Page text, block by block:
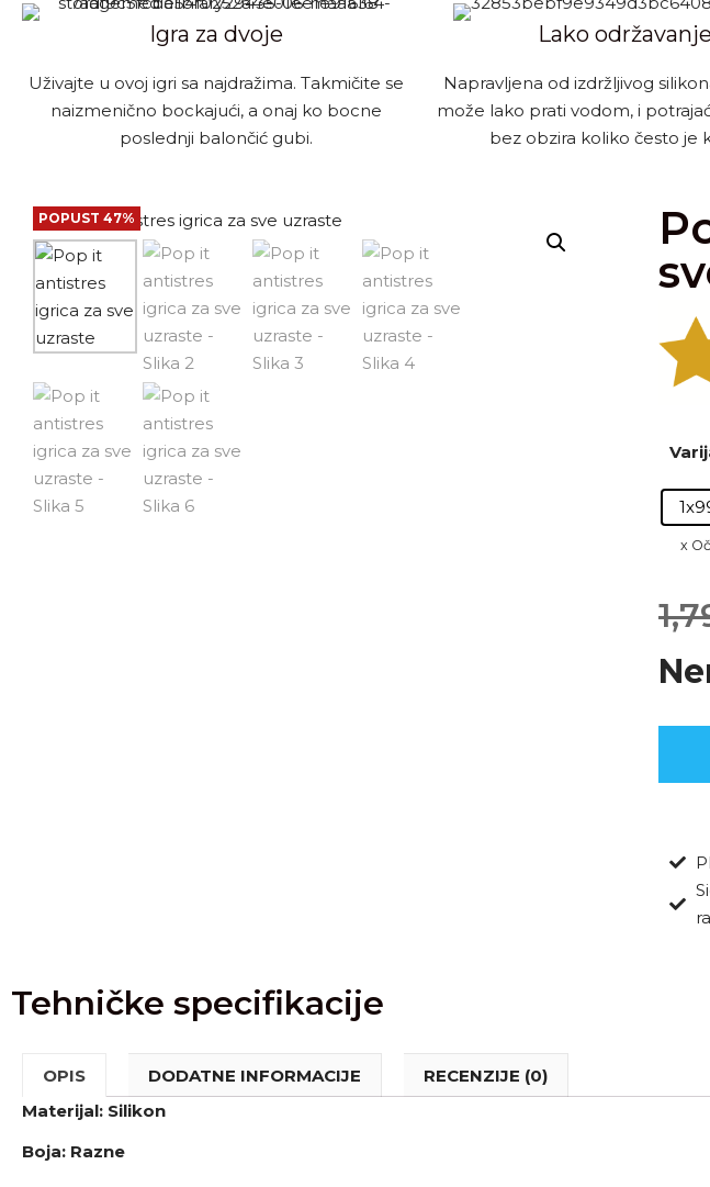
Igra za dvoje
Uživajte u ovoj igri sa najdražima. Takmičite se
naizmenično bockajući, a onaj ko bocne
poslednji balončić gubi.
Lako održavanje
Napravljena od izdržljivog
može lako prati vodom, i
bez obzira koliko često je
POPUST 47%
Tehničke specifikacije
OPIS DODATNE INFORMACIJE
RECENZIJE (0)
Materijal: Silikon
Boja: Razne